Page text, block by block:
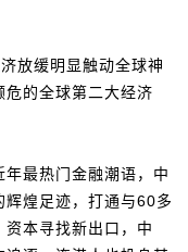
放缓明显触动全球神
的全球第二大经济
最热门金融潮语，中
辉煌足迹，打通与60多
本寻找新出口，中